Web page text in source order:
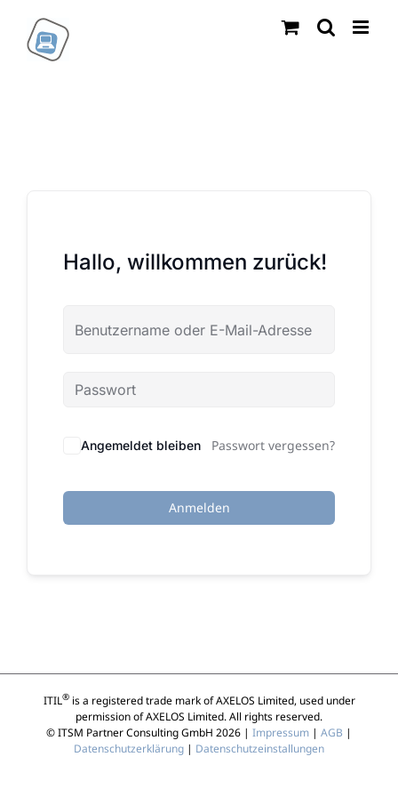
Inhalt
springen
Hallo, willkommen zurück!
Angemeldet bleiben Passwort vergessen?
Anmelden
ITIL®is a registered trade mark of AXELOS Limited, used under
permission of AXELOS Limited. All rights reserved.
© ITSM Partner Consulting GmbH 2026 | Impressum | AGB |
Datenschutzerklärung | Datenschutzeinstallungen